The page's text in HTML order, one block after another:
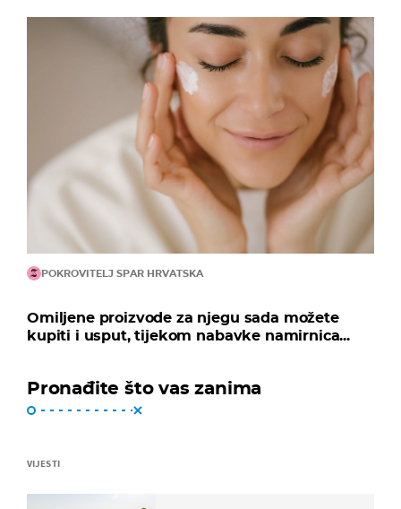
POKROVITELJ SPAR HRVATSKA
Omiljene proizvode za njegu sada možete
kupiti i usput, tijekom nabavke namirnica...
Pronađite što vas zanima
VIJESTI